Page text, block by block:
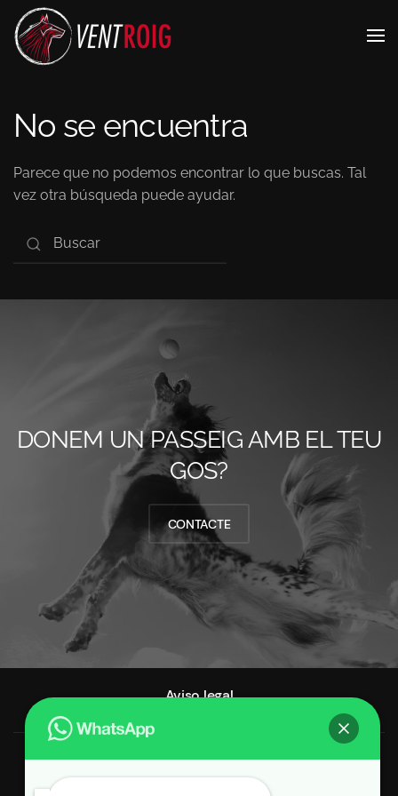
No se encuentra
Parece que no podemos encontrar lo que buscas. Tal
vez otra búsqueda puede ayudar.
DONEM UN PASSEIG AMB EL TEU
GOS?
CONTACTE
Aviso legal